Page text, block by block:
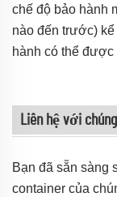
chế độ bảo hành
nào đến trước)
hành có thể
Liên hệ với
Bạn đã sẵn sàng
container của